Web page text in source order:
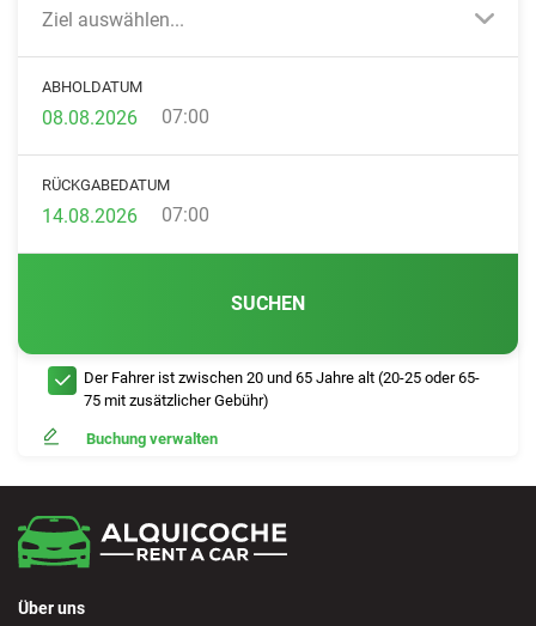
Ziel auswählen...
ABHOLDATUM
07:00
RÜCKGABEDATUM
07:00
SUCHEN
Der Fahrer ist zwischen 20 und 65 Jahre alt (20-25 oder 65-
75 mit zusätzlicher Gebühr)
Buchung verwalten
Über uns